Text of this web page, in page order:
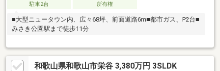
駐車2台
所有権
■大型ニュータウン内、広々68坪、前面道路6m■都市ガス、P2台■
みさき公園駅まで徒歩11分
和歌山県和歌山市栄谷 3,380万円 3SLDK